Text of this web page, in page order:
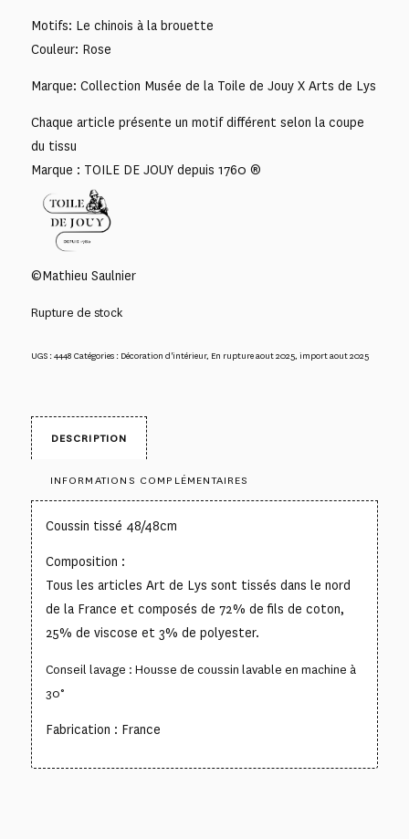
Motifs: Le chinois à la brouette
Couleur: Rose
Marque: Collection Musée de la Toile de Jouy X Arts de Lys
Chaque article présente un motif différent selon la coupe
du tissu
Marque : TOILE DE JOUY depuis 1760 ®
©Mathieu Saulnier
Rupture de stock
UGS :4448 Catégories : Décoration d'intérieur, En rupture aout 2025, import aout 2025
DESCRIPTION
INFORMATIONS COMPLÉMENTAIRES
Coussin tissé 48/48cm
Composition :
Tous les articles Art de Lys sont tissés dans le nord
de la France et composés de 72% de fils de coton,
25% de viscose et 3% de polyester.
Conseil lavage : Housse de coussin lavable en machine à
30°
Fabrication : France